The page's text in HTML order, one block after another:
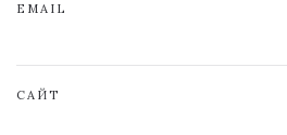
EMAIL
САЙТ